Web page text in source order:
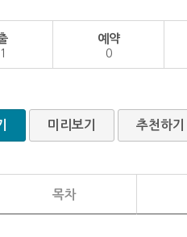
예약
0
미리보기 추천하기
목차